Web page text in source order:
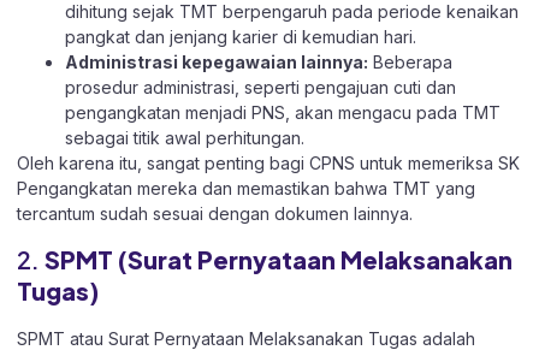
dihitung sejak TMT berpengaruh pada periode kenaikan
pangkat dan jenjang karier di kemudian hari.
Administrasi kepegawaian lainnya: Beberapa
prosedur administrasi, seperti pengajuan cuti dan
pengangkatan menjadi PNS, akan mengacu pada TMT
sebagai titik awal perhitungan.
Oleh karena itu, sangat penting bagi CPNS untuk memeriksa SK
Pengangkatan mereka dan memastikan bahwa TMT yang
tercantum sudah sesuai dengan dokumen lainnya.
2. SPMT (Surat Pernyataan Melaksanakan
Tugas)
SPMT atau Surat Pernyataan Melaksanakan Tugas adalah